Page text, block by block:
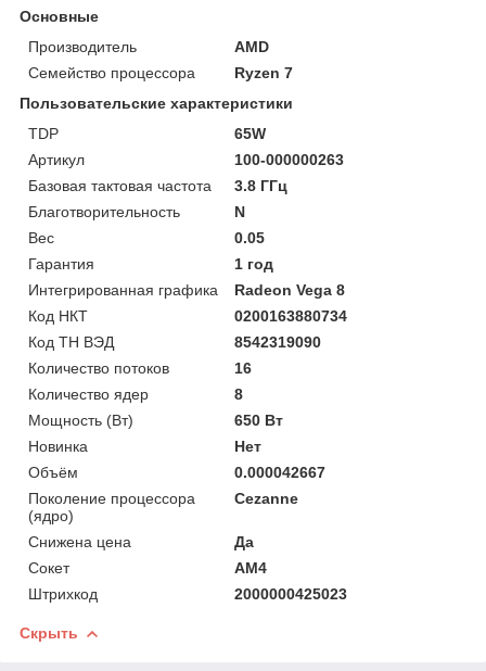
Основные
Производитель
AMD
Семейство процессора
Ryzen 7
Пользовательские характеристики
TDP
65W
Артикул
100-000000263
Базовая тактовая частота
3.8 ГГц
Благотворительность
N
Вес
0.05
Гарантия
1 год
Интегрированная графика
Radeon Vega 8
Код НКТ
0200163880734
Код ТН ВЭД
8542319090
Количество потоков
16
Количество ядер
8
Мощность (Bт)
650 Вт
Новинка
Нет
Объём
0.000042667
Поколение процессора
(ядро)
Cezanne
Снижена цена
Да
Сокет
AM4
Штрихкод
2000000425023
Скрыть